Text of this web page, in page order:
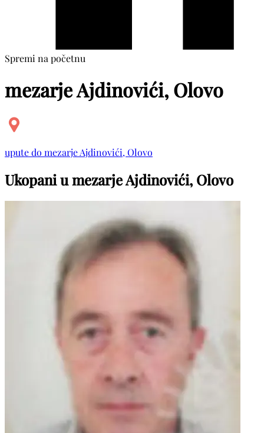
Spremi na početnu
mezarje Ajdinovići, Olovo
upute do mezarje Ajdinovići, Olovo
Ukopani u mezarje Ajdinovići, Olovo